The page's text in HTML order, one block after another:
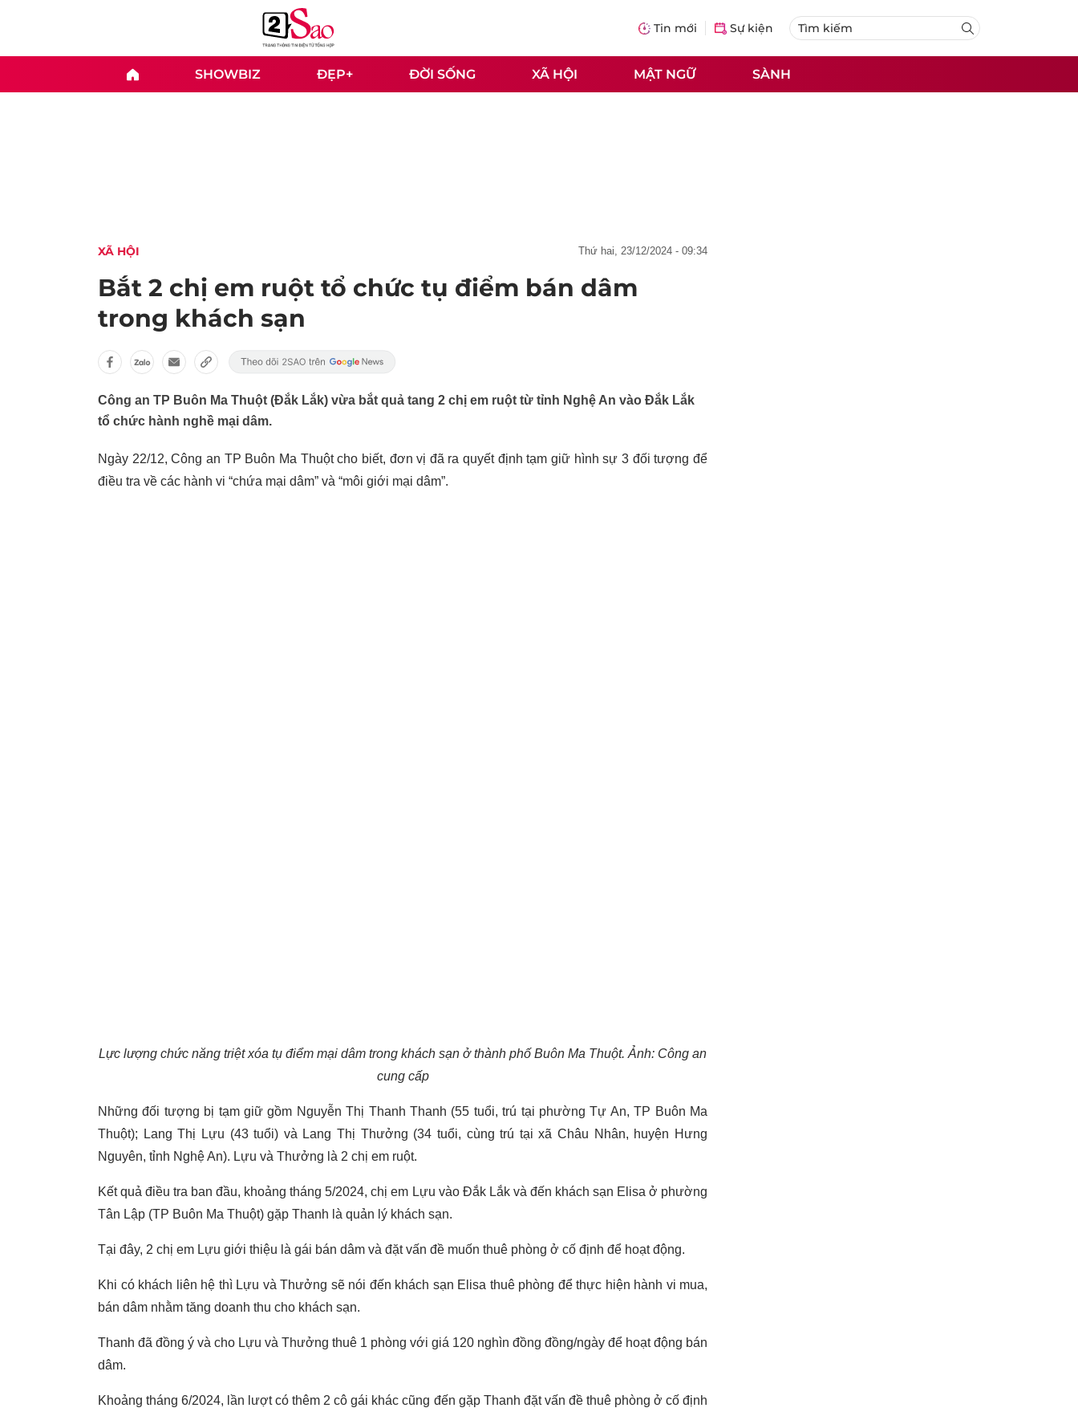
Tin mới Sự kiện
SHOWBIZ ĐẸP+ ĐỜI SỐNG XÃ HỘI MẬT NGỮ SÀNH
XÃ HỘI thứ hai, 23/12/2024 - 09:34
Bắt 2 chị em ruột tổ chức tụ điểm bán dâm
trong khách sạn
Công an TP Buôn Ma Thuột (Đắk Lắk) vừa bắt quả tang 2 chị em ruột từ tỉnh Nghệ An vào Đắk Lắk
tổ chức hành nghề mại dâm.
Ngày 22/12, Công an TP Buôn Ma Thuột cho biết, đơn vị đã ra quyết định tạm giữ hình sự 3 đối tượng để
điều tra về các hành vi “chứa mại dâm” và “môi giới mại dâm”.
Lực lượng chức năng triệt xóa tụ điểm mại dâm trong khách sạn ở thành phố Buôn Ma Thuột. Ảnh: Công an
cung cấp
Những đối tượng bị tạm giữ gồm Nguyễn Thị Thanh Thanh (55 tuổi, trú tại phường Tự An, TP Buôn Ma
Thuột); Lang Thị Lựu (43 tuổi) và Lang Thị Thưởng (34 tuổi, cùng trú tại xã Châu Nhân, huyện Hưng
Nguyên, tỉnh Nghệ An). Lựu và Thưởng là 2 chị em ruột.
Kết quả điều tra ban đầu, khoảng tháng 5/2024, chị em Lựu vào Đắk Lắk và đến khách sạn Elisa ở phường
Tân Lập (TP Buôn Ma Thuột) gặp Thanh là quản lý khách sạn.
Tại đây, 2 chị em Lựu giới thiệu là gái bán dâm và đặt vấn đề muốn thuê phòng ở cố định để hoạt động.
Khi có khách liên hệ thì Lựu và Thưởng sẽ nói đến khách sạn Elisa thuê phòng để thực hiện hành vi mua,
bán dâm nhằm tăng doanh thu cho khách sạn.
Thanh đã đồng ý và cho Lựu và Thưởng thuê 1 phòng với giá 120 nghìn đồng đồng/ngày để hoạt động bán
dâm.
Khoảng tháng 6/2024, lần lượt có thêm 2 cô gái khác cũng đến gặp Thanh đặt vấn đề thuê phòng ở cố định